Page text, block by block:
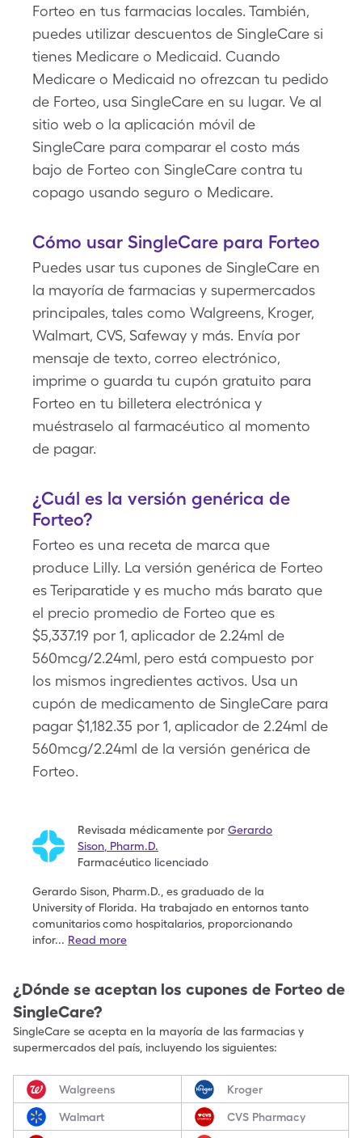
Forteo en tus farmacias locales. También,
puedes utilizar descuentos de SingleCare si
tienes Medicare o Medicaid. Cuando
Medicare o Medicaid no ofrezcan tu pedido
de Forteo, usa SingleCare en su lugar. Ve al
sitio web o la aplicación móvil de
SingleCare para comparar el costo más
bajo de Forteo con SingleCare contra tu
copago usando seguro o Medicare.
Cómo usar SingleCare para Forteo
Puedes usar tus cupones de SingleCare en
la mayoría de farmacias y supermercados
principales, tales como Walgreens, Kroger,
Walmart, CVS, Safeway y más. Envía por
mensaje de texto, correo electrónico,
imprime o guarda tu cupón gratuito para
Forteo en tu billetera electrónica y
muéstraselo al farmacéutico al momento
de pagar.
¿Cuál es la versión genérica de
Forteo?
Forteo es una receta de marca que
produce Lilly. La versión genérica de Forteo
es Teriparatide y es mucho más barato que
el precio promedio de Forteo que es
$5,337.19 por 1, aplicador de 2.24ml de
560mcg/2.24ml, pero está compuesto por
los mismos ingredientes activos. Usa un
cupón de medicamento de SingleCare para
pagar $1,182.35 por 1, aplicador de 2.24ml de
560mcg/2.24ml de la versión genérica de
Forteo.
Revisada médicamente por Gerardo
Sison Pharm.D.
Farmacéutico licenciado
Gerardo Sison, Pharm.D., es graduado de la
Universityof Florida. Ha trabajado en entornos tanto
comunitarioscomo hospitalarios, proporcionando
infor... Read more
¿Dónde se aceptan los cupones de Forteo de
SingleCare?
SingleCare se acepta en la mayoría de las farmacias y
supermercados del país, incluyendo los siguientes:
Walgreens Kroger
Walmart CVS Pharmacy